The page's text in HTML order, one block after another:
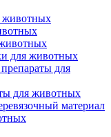
животных
для животных
для
для животных
материал